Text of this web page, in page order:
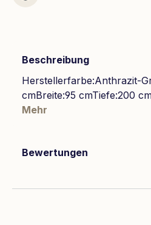
Beschreibung
Herstellerfarbe:Anthrazit-
cmBreite:95 cmTiefe:200
Mehr
Bewertungen